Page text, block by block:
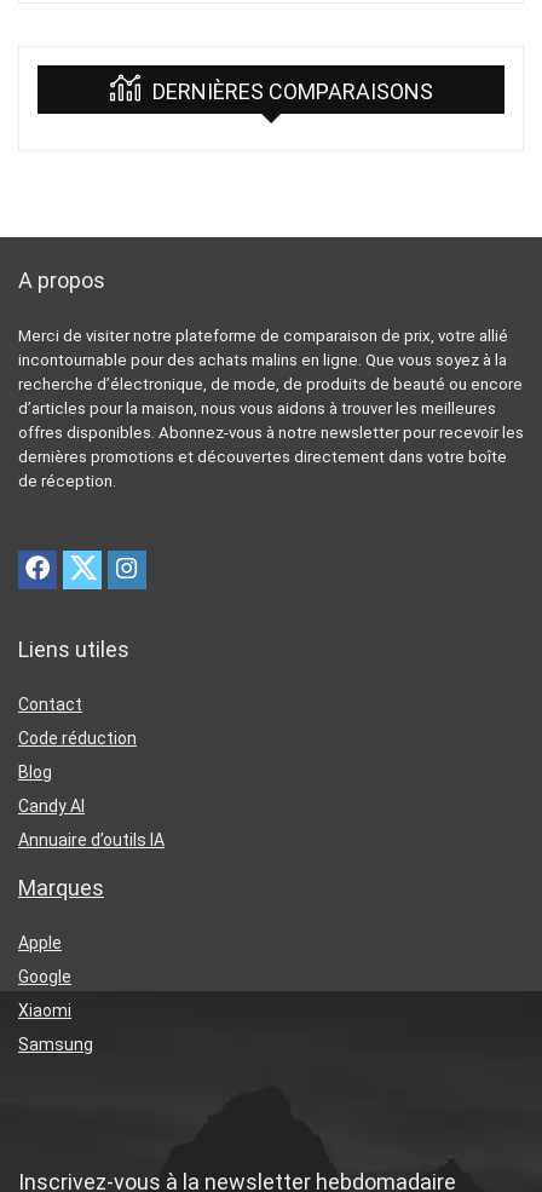
DERNIÈRES COMPARAISONS
A propos
Merci de visiter notre plateforme de comparaison de prix, votre allié
incontournable pour des achats malins en ligne. Que vous soyez à la
recherche d’électronique, de mode, de produits de beauté ou encore
d’articles pour la maison, nous vous aidons à trouver les meilleures
offres disponibles. Abonnez-vous à notre newsletter pour recevoir les
dernières promotions et découvertes directement dans votre boîte
de réception.
Liens utiles
Contact
Code réduction
Blog
Candy AI
Annuaire d’outils IA
Marques
Apple
Google
Xiaomi
Samsung
Inscrivez-vous à la newsletter hebdomadaire